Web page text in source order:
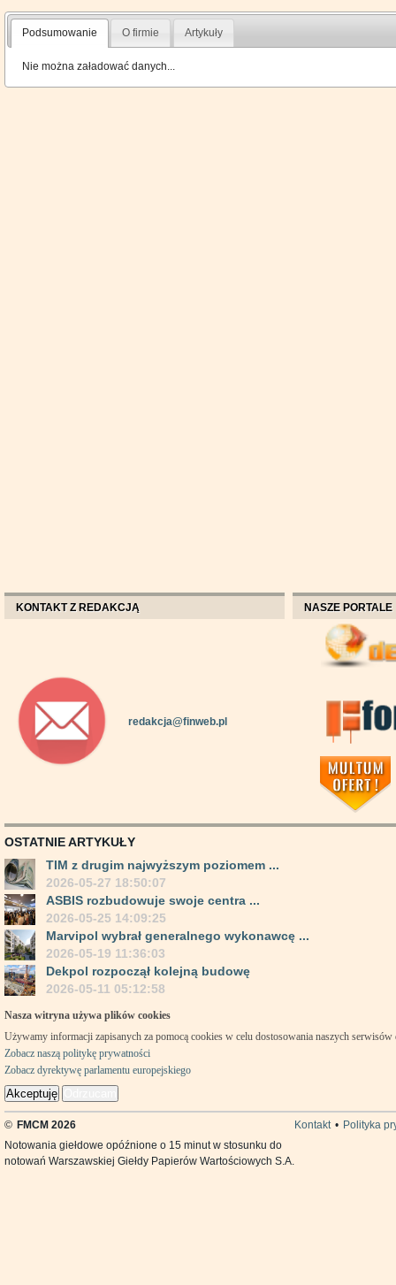
Podsumowanie O firmie Artykuły
Nie można załadować danych...
KONTAKT Z REDAKCJĄ
redakcja@finweb.pl
NASZE PORTALE
OSTATNIE ARTYKUŁY
TIM z drugim najwyższym poziomem ...
2026-05-27 18:50:07
ASBIS rozbudowuje swoje centra ...
2026-05-25 14:09:25
Marvipol wybrał generalnego wykonawcę ...
2026-05-19 11:36:03
Dekpol rozpoczął kolejną budowę
2026-05-11 05:12:58
Nasza witryna używa plików cookies
Używamy informacji zapisanych za pomocą cookies w celu dostosowania naszych
Zobacz naszą politykę prywatności
Zobacz dyrektywę parlamentu europejskiego
Akceptuję
© FMCM 2026 Kontakt • Polityka
Notowania giełdowe opóźnione o 15 minut w stosunku do
notowań Warszawskiej Giełdy Papierów Wartościowych S.A.